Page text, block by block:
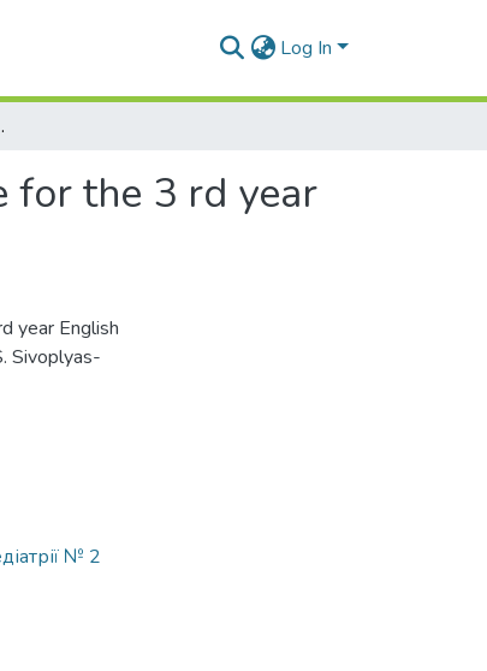
Log In
of medical faculty
for the 3 rd year
year English
Sivoplyas-
№ 2